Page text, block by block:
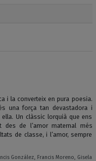
i la converteix en pura poesia.
una força tan devastadora i
Un clàssic lorquià que ens
des de l’amor maternal més
de classe, i l’amor, sempre
González, Francis Moreno, Gisela